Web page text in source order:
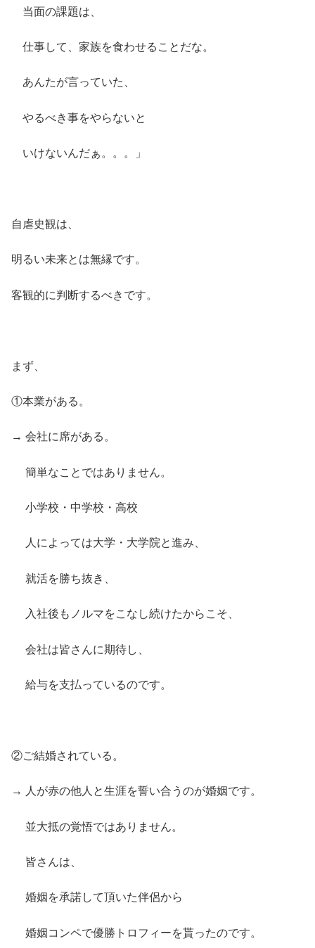
当面の課題は、
仕事して、家族を食わせることだな。
あんたが言っていた、
やるべき事をやらないと
いけないんだぁ。。。」
自虐史観は、
明るい未来とは無縁です。
客観的に判断するべきです。
まず、
①本業がある。
→ 会社に席がある。
簡単なことではありません。
小学校・中学校・高校
人によっては大学・大学院と進み、
就活を勝ち抜き、
入社後もノルマをこなし続けたからこそ、
会社は皆さんに期待し、
給与を支払っているのです。
②ご結婚されている。
→ 人が赤の他人と生涯を誓い合うのが婚姻です。
並大抵の覚悟ではありません。
皆さんは、
婚姻を承諾して頂いた伴侶から
婚姻コンペで優勝トロフィーを貰ったのです。